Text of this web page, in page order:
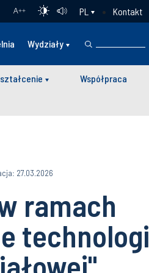
A++ PL Kontakt
Wydziały
Współpraca
27.03.2026
ramach